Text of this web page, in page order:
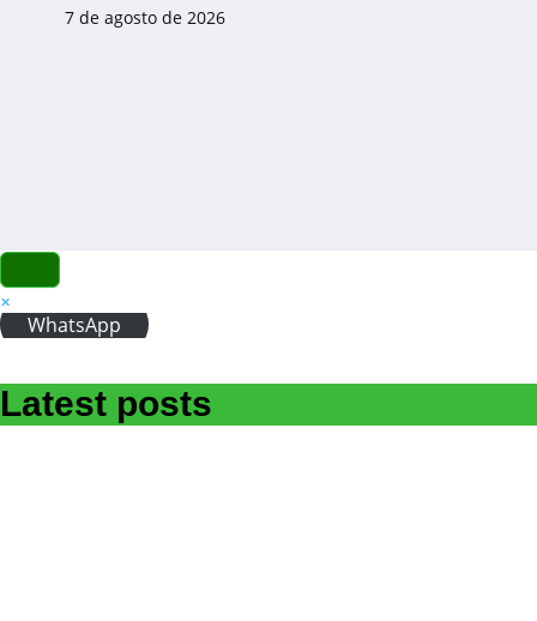
7 de agosto de 2026
×
WhatsApp
Latest posts